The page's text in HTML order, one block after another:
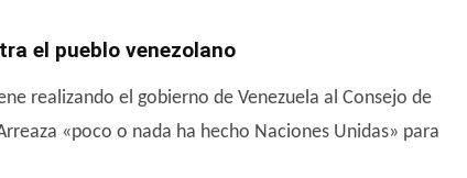
el pueblo venezolano
realizando el gobierno de Venezuela al Consejo de
«poco o nada ha hecho Naciones Unidas» para